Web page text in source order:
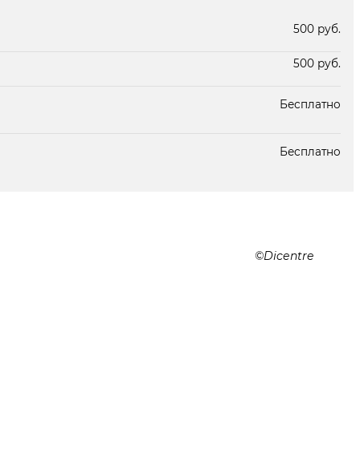
500 руб.
500 руб.
Бесплатно
Бесплатно
Dicentre